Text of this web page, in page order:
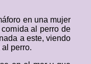
en una mujer
al perro de
a este, viendo
perro.